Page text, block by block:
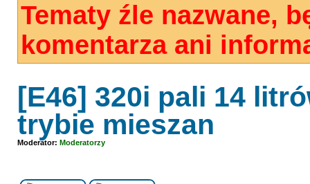
Tematy źle nazwane,
komentarza ani
[E46] 320i pali 14
trybie mieszan
Moderator: Moderatorzy